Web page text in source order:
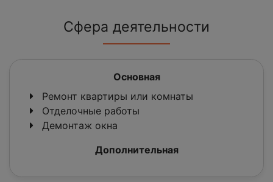
Сфера деятельности
Основная
Ремонт квартиры или комнаты
Отделочные работы
Демонтаж окна
Дополнительная